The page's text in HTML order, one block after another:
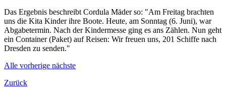
Das Ergebnis beschreibt Cordula Mäder so: "Am Freitag brachten
uns die Kita Kinder ihre Boote. Heute, am Sonntag (6. Juni), war
Abgabetermin. Nach der Kindermesse ging es ans Zählen. Nun geht
ein Container (Paket) auf Reisen: Wir freuen uns, 201 Schiffe nach
Dresden zu senden."
Alle vorherige nächste
Zurück